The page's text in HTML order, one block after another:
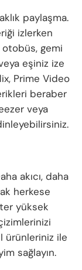
paylaşma.
izlerken
otobüs, gemi
eşiniz ize
Prime Video
beraber
veya
akıcı, daha
herkese
yüksek
ürünleriniz ile
sağlayın.